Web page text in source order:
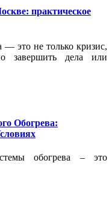
практическое
— это не только кризис,
завершить дела или
Обогрева:
обогрева – это